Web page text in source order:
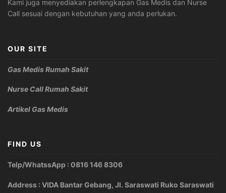
Kami juga menyediakan perlengkapan Gas Medis dan Nurse
Call sesuai dengan kebutuhan yang anda perlukan.
OUR SITE
Gas Medis Rumah Sakit
Nurse Call Rumah Sakit
Artikel Gas Medis
FIND US
Telp/WhatssApp : 0816 146 8306
Address : VIDA Bantar Gebang, Jl. Saraswati Ruko Saraswati